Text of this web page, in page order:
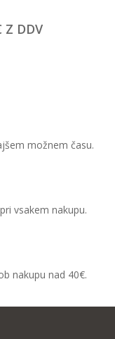
Z DDV
možnem času.
vsakem nakupu.
nakupu nad 40€.